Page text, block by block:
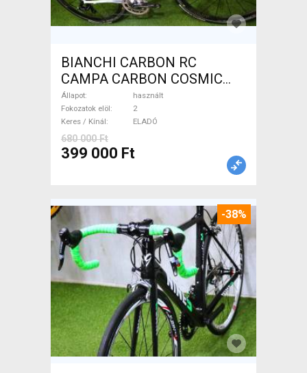
BIANCHI CARBON RC
CAMPA CARBON COSMIC
Országúti használt ELADÓ
Állapot
használt
Fokozatok elöl
2
Keres / Kínál
ELADÓ
680 000 Ft
399 000 Ft
-38%